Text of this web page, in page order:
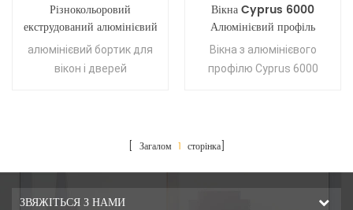
Різнокольоровий
екструдований алюмінієвий
бортик для вікон та дверей
алюмінієвий бортик для
вікон і дверей
Вікна Cyprus 6000
Алюмінієвий профіль
Алюмінієвий профіль для
виготовлення дверей та вікон
Вікна з алюмінієвого
профілю Cyprus 6000
[ Загалом 1 сторінка]
ЗВЯЖІТЬСЯ З НАМИ